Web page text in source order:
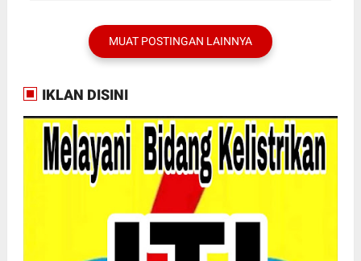
MUAT POSTINGAN LAINNYA
IKLAN DISINI